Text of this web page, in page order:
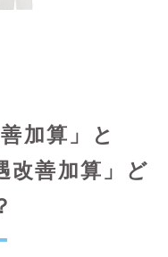
加算」と
改善加算」ど